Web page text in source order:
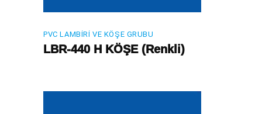
PVC LAMBIRI VE KÖŞE GRUBU
LBR-440 H KÖŞE (Renkli)